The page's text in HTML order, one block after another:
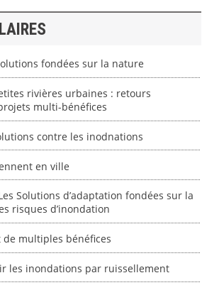
fondées sur la nature
rivières urbaines : retours
multi-bénéfices
contre les inodnations
en ville
Solutions d’adaptation fondées sur la
risques d’inondation
multiples bénéfices
les inondations par ruissellement